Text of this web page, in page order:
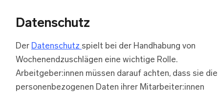
Datenschutz
Der Datenschutz spielt bei der Handhabung von
Wochenendzuschlägen eine wichtige Rolle.
Arbeitgeber:innen müssen darauf achten, dass sie die
personenbezogenen Daten ihrer Mitarbeiter:innen